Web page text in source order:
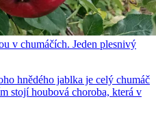
v chumáčích. Jeden plesnivý
hnědého jablka je celý chumáč
stojí houbová choroba, která v